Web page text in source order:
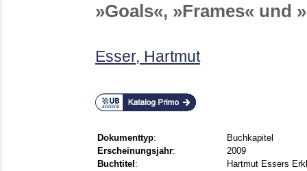
»Goals«, »Frames« und
Esser, Hartmut
Dokumenttyp:
Buchkapitel
Erscheinungsjahr:
2009
Buchtitel :
Hartmut Essers